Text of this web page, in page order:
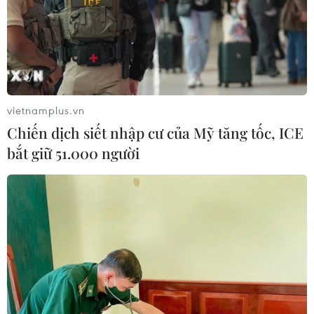
Tầm nhìn bán dẫn của Malaysia: Đi
từ thế mạnh sẵn có lên nấc thang giá
trị cao
07/08/2026 11:51
Đồng Nai cần chuyển dịch thu hút
đầu tư sang tổ chức chuỗi giá trị
07/08/2026 11:18
Có 50 cơ sở kiểm nghiệm được GACC
chấp nhận phục vụ xuất khẩu mít,
sầu riêng
07/08/2026 10:27
vietnamplus.vn
Chiến dịch siết nhập cư của Mỹ tăng tốc, ICE
bắt giữ 51.000 người